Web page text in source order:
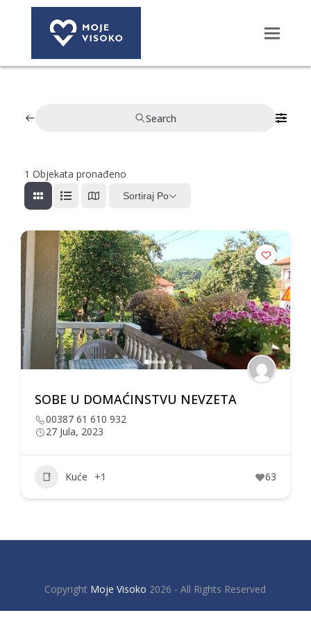
Search
1 Objekata pronađeno
Sortiraj Po
SOBE U DOMAĆINSTVU NEVZETA
00387 61 610 932
27 Jula, 2023
Kuće +1 63
Copyright Moje Visoko 2026 - All Rights Reserved